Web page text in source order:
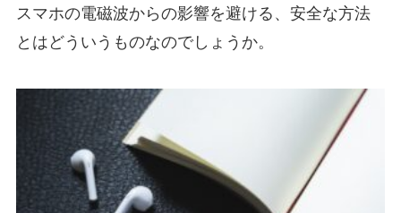
スマホの電磁波からの影響を避ける、安全な方法
とはどういうものなのでしょうか。